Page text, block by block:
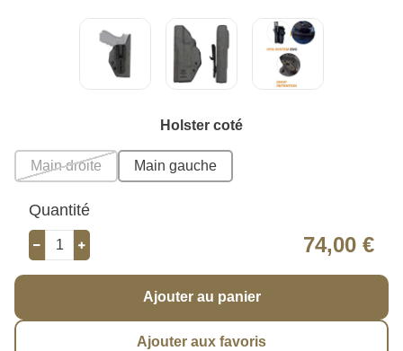
Holster coté
Main droite Main gauche
Quantité
74,00 €
Ajouter au panier
Ajouter aux favoris